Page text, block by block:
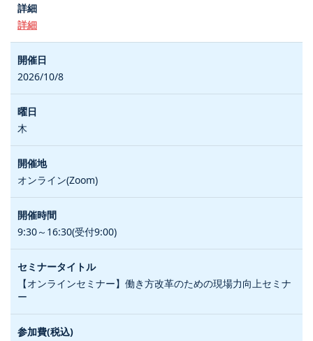
詳細
2026/10/8
木
オンライン(Zoom)
9:30～16:30(受付9:00)
【オンラインセミナー】働き方改革のための現場力向上セミナ
ー